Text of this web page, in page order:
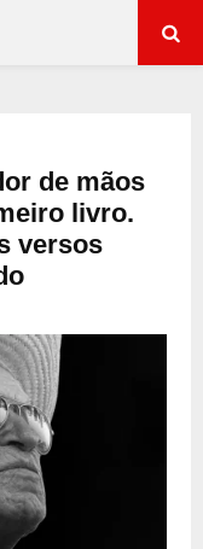
de mãos
livro.
versos